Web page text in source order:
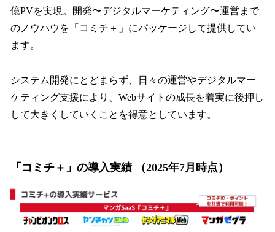
億PVを実現。開発〜デジタルマーケティング〜運営まで
のノウハウを「コミチ＋」にパッケージして提供してい
ます。
システム開発にとどまらず、日々の運営やデジタルマー
ケティング支援により、Webサイトの成長を着実に後押し
して大きくしていくことを得意としています。
「コミチ＋」の導入実績 （2025年7月時点）